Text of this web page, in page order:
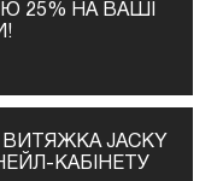
25% НА ВАШІ
JACKY
КАБІНЕТУ